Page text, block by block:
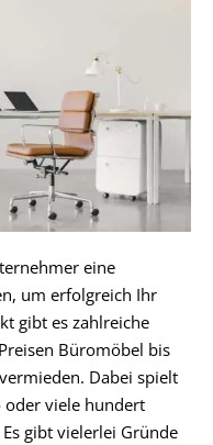
eine
um erfolgreich Ihr
gibt es zahlreiche
Büromöbel bis
Dabei spielt
oder viele hundert
gibt vielerlei Gründe